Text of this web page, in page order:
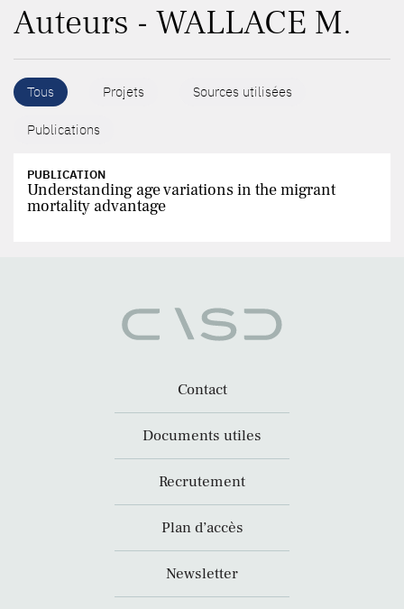
Auteurs - WALLACE M.
Tous Projets Sources utilisées
Publications
PUBLICATION
Understanding age variations in the migrant
mortality advantage
Contact
Documents utiles
Recrutement
Plan d’accès
Newsletter